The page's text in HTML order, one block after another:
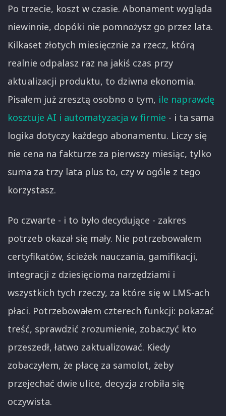
Po trzecie, koszt w czasie. Abonament wygląda
niewinnie, dopóki nie pomnożysz go przez lata.
Kilkaset złotych miesięcznie za rzecz, którą
realnie odpalasz raz na jakiś czas przy
aktualizacji produktu, to dziwna ekonomia.
Pisałem już zresztą osobno o tym, ile naprawdę
kosztuje AI i automatyzacja w firmie - i ta sama
logika dotyczy każdego abonamentu. Liczy się
nie cena na fakturze za pierwszy miesiąc, tylko
suma za trzy lata plus to, czy w ogóle z tego
korzystasz.
Po czwarte - i to było decydujące - zakres
potrzeb okazał się mały. Nie potrzebowałem
certyfikatów, ścieżek nauczania, gamifikacji,
integracji z dziesięcioma narzędziami i
wszystkich tych rzeczy, za które się w LMS-ach
płaci. Potrzebowałem czterech funkcji: pokazać
treść, sprawdzić zrozumienie, zobaczyć kto
przeszedł, łatwo zaktualizować. Kiedy
zobaczyłem, że płacę za samolot, żeby
przejechać dwie ulice, decyzja zrobiła się
oczywista.